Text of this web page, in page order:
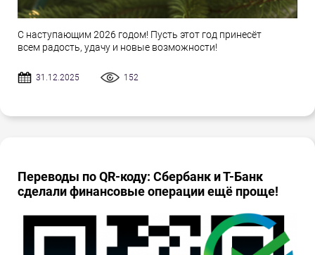
С наступающим 2026 годом! Пусть этот год принесёт
всем радость, удачу и новые возможности!
31.12.2025 152
Переводы по QR-коду: Сбербанк и Т-Банк
сделали финансовые операции ещё проще!